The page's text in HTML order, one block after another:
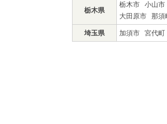
栃木県
栃木市 小山市
大田原市
那須
埼玉県 加須市 宮代町